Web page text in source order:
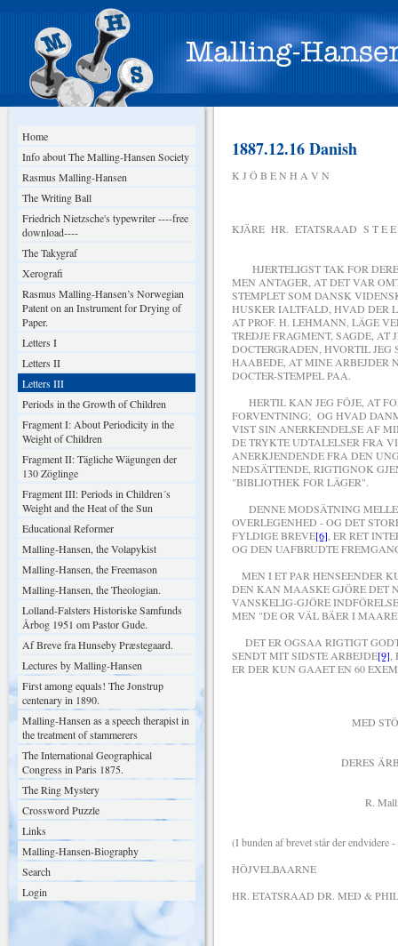
Home
Info about The Malling-Hansen Society
Rasmus Malling-Hansen
The Writing Ball
Friedrich Nietzsche's typewriter ----free
download----
The Takygraf
Xerografi
Rasmus Malling-Hansen’s Norwegian
Patent on an Instrument for Drying of
Paper.
Letters I
Letters II
Letters III
Periods in the Growth of Children
Fragment I: About Periodicity in the
Weight of Children
Fragment II: Tägliche Wägungen der
130 Zöglinge
Fragment III: Periods in Children´s
Weight and the Heat of the Sun
Educational Reformer
Malling-Hansen, the Volapykist
Malling-Hansen, the Freemason
Malling-Hansen, the Theologian.
Lolland-Falsters Historiske Samfunds
Årbog 1951 om Pastor Gude.
Af Breve fra Hunseby Præstegaard.
Lectures by Malling-Hansen
First among equals! The Jonstrup
centenary in 1890.
Malling-Hansen as a speech therapist in
the treatment of stammerers
The International Geographical
Congress in Paris 1875.
The Ring Mystery
Crossword Puzzle
Links
Malling-Hansen-Biography
Search
Login
1887.12.16 Danish
K J Ö B E N H A V N
KJÄRE HR. ETATSRAAD S T E E
HJERTELIGST TAK FOR
MEN ANTAGER, AT DET VAR
STEMPLET SOM DANSK
HUSKER IALTFALD, HVAD DER
AT PROF. H. LEHMANN, LÄGE
TREDJE FRAGMENT, SAGDE,
DOCTERGRADEN, HVORTIL
HAABEDE, AT MINE ARBEJDER
DOCTER-STEMPEL PAA.
HERTIL KAN JEG FÖJE, AT
FORVENTNING; OG HVAD
VIST SIN ANERKENDELSE AF
DE TRYKTE UDTALELSER FRA
ANERKJENDENDE FRA DEN
NEDSÄTTENDE, RIGTIGNOK
"BIBLIOTHEK FOR LÄGER".
DENNE MODSÄTNING
OVERLEGENHED - OG DET
FYLDIGE BREVE[6] , ER RET
OG DEN UAFBRUDTE
MEN I ET PAR HENSEENDER
DEN KAN MAASKE GJÖRE DET
VANSKELIG-GJÖRE
MEN "DE OR VÄL BÄER I
DET ER OGSAA RIGTIGT
SENDT MIT SIDSTE ARBEJDE[9]
ER DER KUN GAAET EN 60
MED STÖRSTE
DERES
R. Malling-
(I bunden af brevet står der endvidere
HÖJVELBAARNE
HR. ETATSRAAD DR. MED &